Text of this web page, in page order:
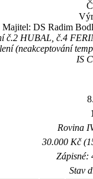
Majitel: DS Radim
č.2 HUBAL, č.4
(neakceptování
IS
Rovina
30.000 Kč
Zápisné:
Stav